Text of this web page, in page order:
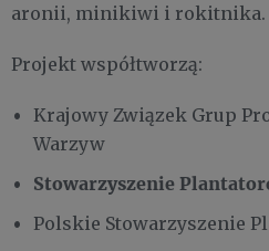
aronii, minikiwi i rokitnika.
Projekt współtworzą:
Krajowy Związek Grup
Warzyw
Stowarzyszenie
Polskie Stowarzyszenie